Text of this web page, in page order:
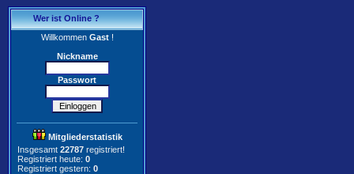
Wer ist Online ?
WillkommenGast!
Nickname
Passwort
Mitgliederstatistik
Insgesamt 22787 registriert!
Registriert heute: 0
Registriert gestern: 0